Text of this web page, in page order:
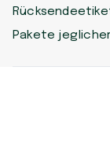
Pakete